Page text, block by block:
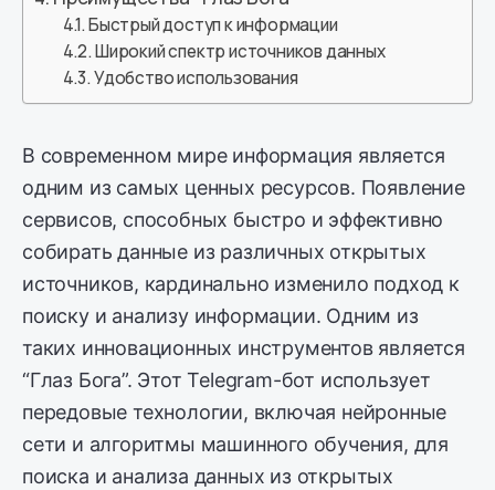
Быстрый доступ к информации
Широкий спектр источников данных
Удобство использования
В современном мире информация является
одним из самых ценных ресурсов. Появление
сервисов, способных быстро и эффективно
собирать данные из различных открытых
источников, кардинально изменило подход к
поиску и анализу информации. Одним из
таких инновационных инструментов является
“Глаз Бога”. Этот Telegram-бот использует
передовые технологии, включая нейронные
сети и алгоритмы машинного обучения, для
поиска и анализа данных из открытых